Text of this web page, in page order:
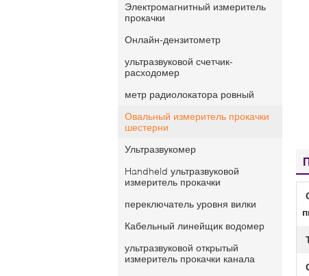
Электромагнитный измеритель
прокачки
Онлайн-дензитометр
ультразвуковой счетчик-
расходомер
метр радиолокатора ровный
Овальный измеритель прокачки
шестерни
Ультразвукомер
Handheld ультразвуковой
измеритель прокачки
переключатель уровня вилки
Кабельный линейщик водомер
ультразвуковой открытый
измеритель прокачки канала